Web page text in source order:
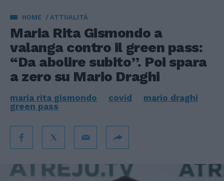
HOME ATTUALITÀ
Maria Rita Gismondo a
valanga contro il green pass:
“Da abolire subito”. Poi spara
a zero su Mario Draghi
maria rita gismondo covid
mario draghi
green pass